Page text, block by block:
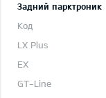
Задний парктроник